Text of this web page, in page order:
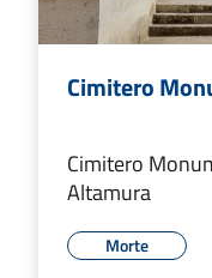
Cimitero
Cimitero
Altamura
Morte